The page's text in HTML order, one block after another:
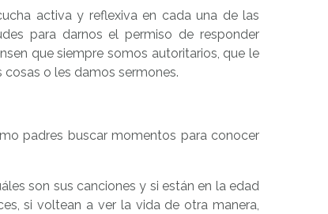
activa y reflexiva en cada una de las
para darnos el permiso de responder
que siempre somos autoritarios, que le
o les damos sermones.
padres buscar momentos para conocer
son sus canciones y si están en la edad
si voltean a ver la vida de otra manera,